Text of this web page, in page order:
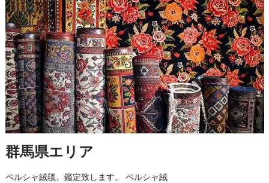
群馬県エリア
ペルシャ絨毯、鑑定致します。 ペルシャ絨